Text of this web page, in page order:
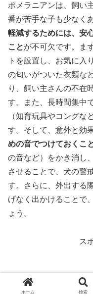
ポメラニアンは、飼い
番が苦手な子も少なく
軽減するためには、安
ことが不可欠です。ま
トを設置し、お気に入
の匂いがついた衣類な
り、飼い主さんの不在
す。また、長時間集中
（知育玩具やコングな
す。そして、意外と効
めの音でつけておくこ
の音など）をかき消し
させることで、犬の警
す。さらに、外出する
げなく出かけることで
ょう。
ス
ホーム 検索